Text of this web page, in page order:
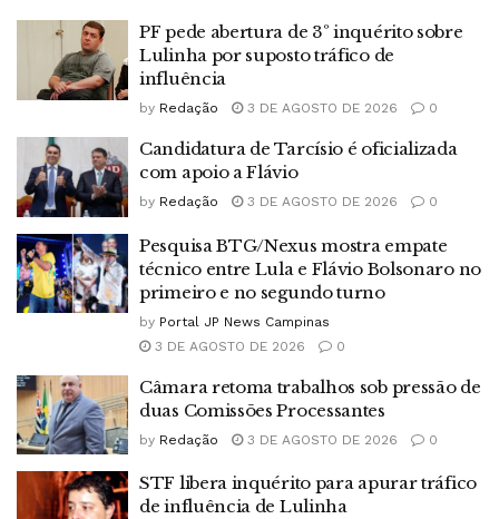
PF pede abertura de 3º inquérito sobre
Lulinha por suposto tráfico de
influência
by Redação 3 DE AGOSTO DE 2026 0
Candidatura de Tarcísio é oficializada
com apoio a Flávio
by Redação 3 DE AGOSTO DE 2026 0
Pesquisa BTG/Nexus mostra empate
técnico entre Lula e Flávio Bolsonaro no
primeiro e no segundo turno
by Portal JP News Campinas
3 DE AGOSTO DE 2026
0
Câmara retoma trabalhos sob pressão de
duas Comissões Processantes
by Redação 3 DE AGOSTO DE 2026 0
STF libera inquérito para apurar tráfico
de influência de Lulinha